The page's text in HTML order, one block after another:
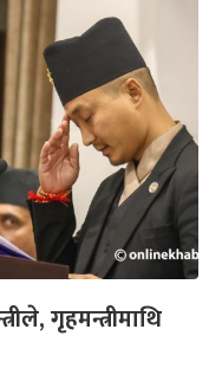
गृहमन्त्रीमाथि